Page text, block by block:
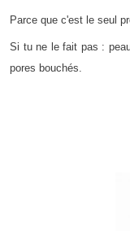
Parce que c'est le seul
Si tu ne le fait pas :
pores bouchés.